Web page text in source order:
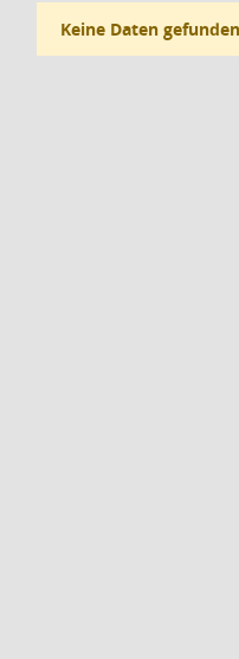
Keine Daten